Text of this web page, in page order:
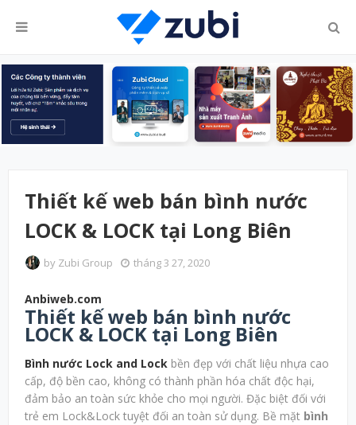
Thiết kế web bán bình nước
LOCK & LOCK tại Long Biên
by Zubi Group tháng 3 27, 2020
Anbiweb.com
Thiết kế web bán bình nước
LOCK & LOCK tại Long Biên
Bình nước Lock and Lock bền đẹp với chất liệu nhựa cao
cấp, độ bền cao, không có thành phần hóa chất độc hại,
đảm bảo an toàn sức khỏe cho mọi người. Đặc biệt đối với
trẻ em Lock&Lock tuyệt đối an toàn sử dụng. Bề mặt bình